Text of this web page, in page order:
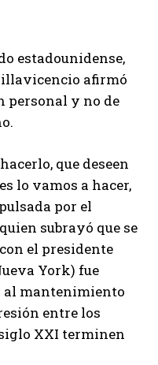
estadounidense,
afirmó
personal y no de
que deseen
lo vamos a hacer,
por el
subrayó que se
el presidente
York) fue
al mantenimiento
entre los
XXI terminen